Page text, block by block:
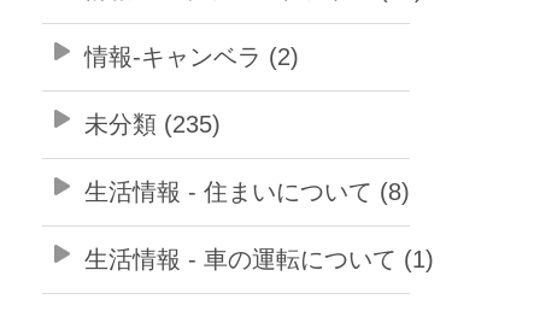
情報-キャンベラ (2)
未分類 (235)
生活情報 - 住まいについて (8)
生活情報 - 車の運転について (1)